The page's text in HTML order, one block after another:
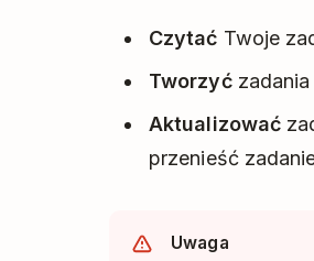
Czytać Twoje
Tworzyćzadania
Aktualizować
przenieść
Uwaga